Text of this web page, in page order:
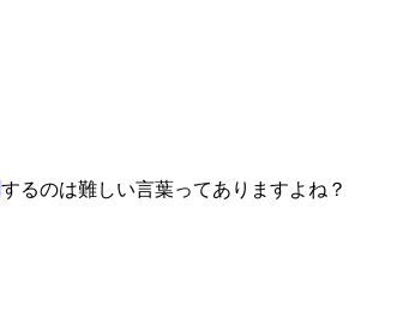
するのは難しい言葉ってありますよね？